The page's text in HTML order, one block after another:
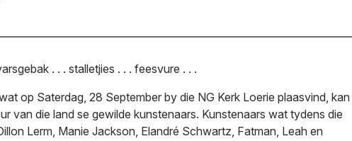
. . . stalletjies . . . feesvure . . .
op Saterdag, 28 September by die NG Kerk Loerie plaasvind, kan
van die land se gewilde kunstenaars. Kunstenaars wat tydens die
Lerm, Manie Jackson, Elandré Schwartz, Fatman, Leah en